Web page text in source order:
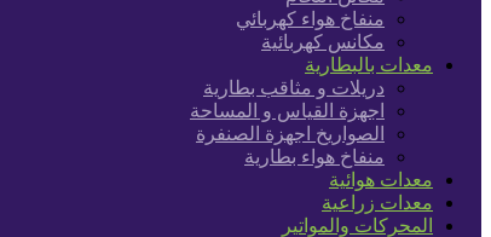
منفاخ هواء كهربائي
مكانس كهربائية
معدات بالبطارية
دريلات و مثاقب بطارية
اجهزة القياس و المساحة
الصواريخ اجهزة الصنفرة
منفاخ هواء بطارية
معدات هوائية
معدات زراعية
المحركات والمواتير